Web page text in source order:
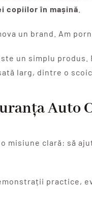
copiilor în mașină
un brand. Am
un simplu
larg, dintre o
Auto
misiune clară: să
practice,